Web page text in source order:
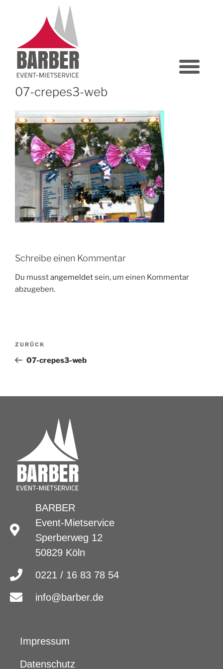
07-crepes3-web
Schreibe einen Kommentar
Du musstangemeldetsein, um einen Kommentar
abzugeben.
ZURÜCK
07-crepes3-web
BARBER
Event-Mietservice
Sperberweg 12
50829 Köln
0221 / 16 83 78 54
info@barber.de
Impressum
Datenschutz